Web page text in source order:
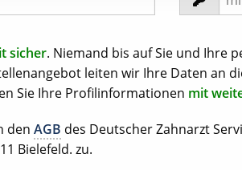
sicher. Niemand bis auf Sie und Ihre
leiten wir Ihre Daten an
Sie Ihre Profilinformationen mit
den AGB des Deutscher Zahnarzt
Bielefeld. zu.